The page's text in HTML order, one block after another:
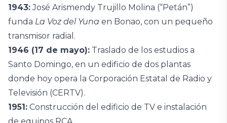
1943:José Arismendy Trujillo Molina (“Petán”)
funda La Voz del Yuna en Bonao, con un pequeño
transmisor radial.
1946 (17 de mayo): Traslado de los estudios a
Santo Domingo, en un edificio de dos plantas
donde hoy opera la Corporación Estatal de Radio y
Televisión (CERTV).
1951: Construcción del edificio de TV e instalación
de equipos RCA.